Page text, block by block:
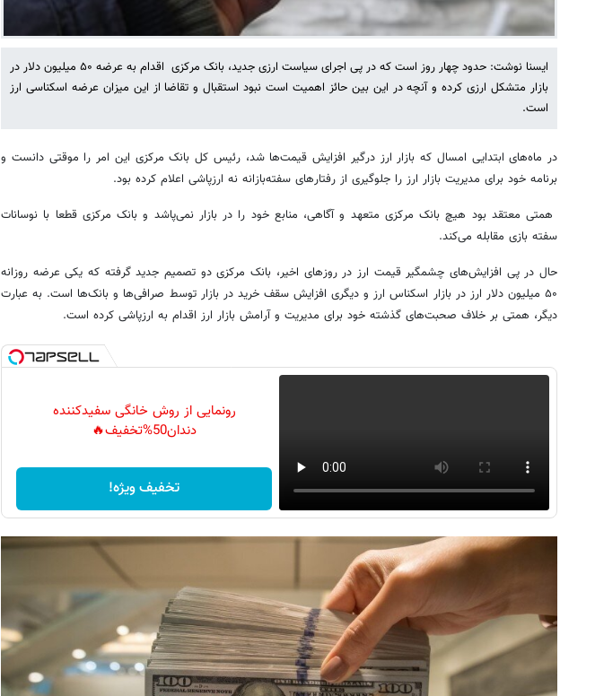
ایسنا نوشت: حدود چهار روز است که در پی اجرای سیاست ارزی جدید، بانک مرکزی اقدام به عرضه ۵۰ میلیون دلار در
بازار متشکل ارزی کرده و آنچه در این بین حائز اهمیت است نبود استقبال و تقاضا از این میزان عرضه اسکناسی ارز
است.
در ماه‌های ابتدایی امسال که بازار ارز درگیر افزایش قیمت‌ها شد، رئیس کل بانک مرکزی این امر را موقتی ‌دانست و
برنامه خود برای مدیریت بازار ارز را جلوگیری از رفتارهای سفته‌بازانه نه ارزپاشی اعلام کرده بود.
همتی معتقد بود هیچ بانک مرکزی متعهد و آگاهی، منابع خود را در بازار نمی‌پاشد و بانک مرکزی قطعا با نوسانات
سفته بازی مقابله می‌کند.
حال در پی افزایش‌های چشمگیر قیمت ارز در روزهای اخیر، بانک مرکزی دو تصمیم جدید گرفته که یکی عرضه روزانه
۵۰ میلیون دلار ارز در بازار اسکناس ارز و دیگری افزایش سقف خرید در بازار توسط صرافی‌ها و بانک‌ها است. به عبارت
دیگر، همتی بر خلاف صحبت‌های گذشته خود برای مدیریت و آرامش بازار ارز اقدام به ارزپاشی کرده است.
رونمایی از روش خانگی سفیدکننده
دندان50%تخفیف🔥
تخفیف ویژه!